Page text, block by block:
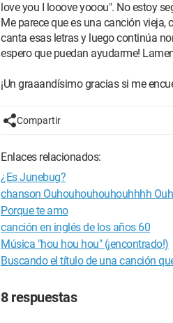
love you I looove yooou". No estoy
Me parece que es una canción
canta esas letras y luego continúa
espero que puedan ayudarme!
¡Un graaandísimo gracias si me
Compartir
Enlaces relacionados:
¿Es Junebug?
chanson Ouhouhouhouhouhhhh
Porque te amo
canción en inglés de los años 60
Música "hou hou hou" (¡encontrado!)
Buscando el título de una canción
8 respuestas